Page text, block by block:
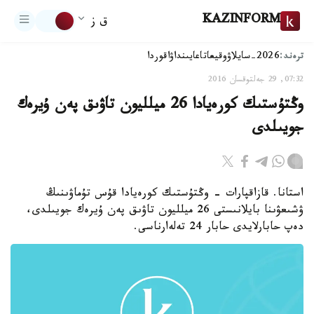
KAZINFORM ق ز
ترەند:2026-سايلاۋ وقيعاتاعايىنداۋاقوردا
07:32, 29 جەلتوقسان 2016
وڭتۇستىك كورەيادا 26 ميلليون تاۋىق پەن ۇيرەك
جويىلدى
استانا. قازاقپارات - وڭتۇستىك كورەيادا قۇس تۇماۋىنىڭ
ۋشىعۋىنا بايلانىستى 26 ميلليون تاۋىق پەن ۇيرەك جويىلدى،
دەپ حابارلايدى حابار 24 تەلەارناسى.